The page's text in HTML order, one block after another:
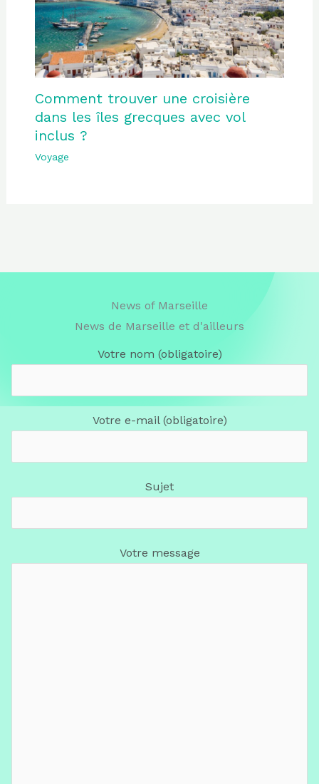
Comment trouver une croisière
dans les îles grecques avec vol
inclus ?
Voyage
News of Marseille
News de Marseille et d'ailleurs
Votre nom (obligatoire)
Votre e-mail (obligatoire)
Sujet
Votre message